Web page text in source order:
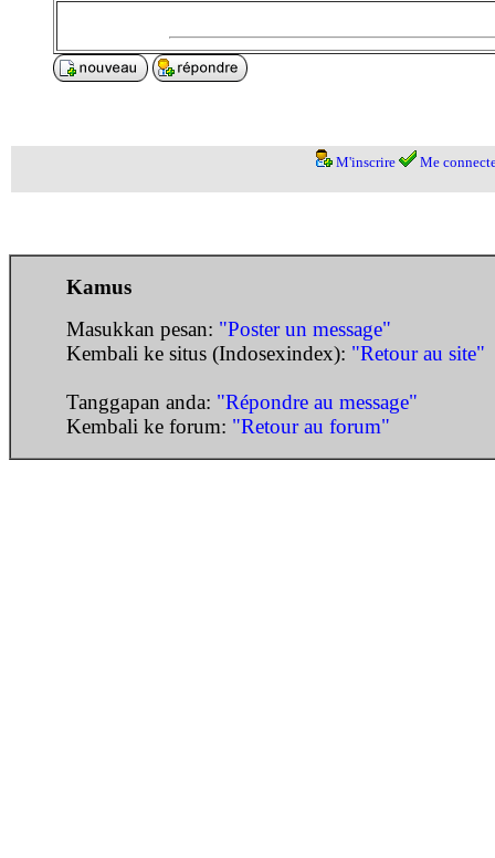
M'inscrire Me
Kamus
Masukkan pesan: "Poster un message"
Kembali ke situs (Indosexindex): "Retour au site"
Tanggapan anda: "Répondre au message"
Kembali ke forum: "Retour au forum"